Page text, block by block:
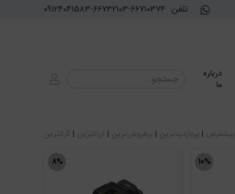
تلفن: ۰۹۱۲۴۰۴۱۵۸۳-۶۶۷۳۲۱۰۳-۶۶۷۱۰۳۷۴
درباره
ما
پیشفرض | پربازدیدترین | پرفروش‌ترین | ارزانترین | گرانترین
۱۰% ۸%